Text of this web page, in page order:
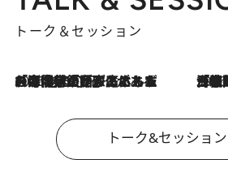
トーク＆セッション
2026.8.3
「今後値上げがあるとすれば…」「リスクがあるのは今年の冬」エネルギー専門家が語る、ホルムズ海峡封鎖が家庭にもたらす“ある心配” 「住宅建てられない…」「サーチャージ料の高
トーク&セッショ